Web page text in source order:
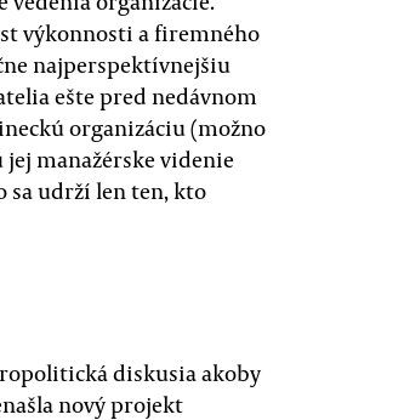
výkonnosti a firemného
najperspektívnejšiu
ešte pred nedávnom
organizáciu (možno
manažérske videnie
sa udrží len ten, kto
diskusia akoby
nový projekt